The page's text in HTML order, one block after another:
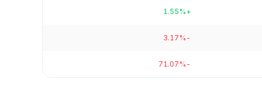
+1.55%
-3.17%
-71.07%